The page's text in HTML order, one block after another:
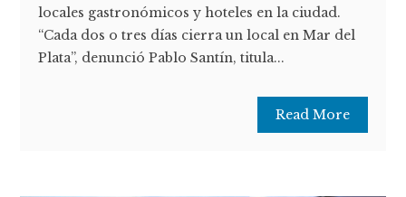
locales gastronómicos y hoteles en la ciudad.
“Cada dos o tres días cierra un local en Mar del
Plata”, denunció Pablo Santín, titula...
Read More